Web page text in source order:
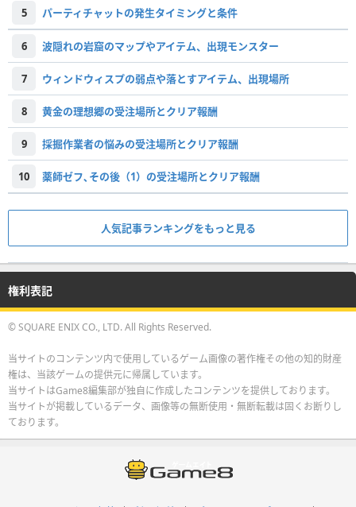
5 パーティチャットの発生タイミングと条件
6 波隠れの岩窟のマップやアイテム、出現モンスター
7 ウィンドウィスプの弱点や落とすアイテム、出現場所
8 黄金の理想郷の受注場所とクリア報酬
9 採掘作業者の悩みの受注場所とクリア報酬
10 薬師ゼフ､その後（1）の受注場所とクリア報酬
人気記事ランキングをもっと見る
権利表記
© SQUARE ENIX CO., LTD. All Rights Reserved.
当サイトのコンテンツ内で使用しているゲーム画像の著作権その他の知的財産
権は、当該ゲームの提供元に帰属しています。
当サイトはGame8編集部が独自に作成したコンテンツを提供しております。
当サイトが掲載しているデータ、画像等の無断使用・無断転載は固くお断りし
ております。